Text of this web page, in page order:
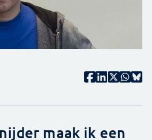
maak ik een